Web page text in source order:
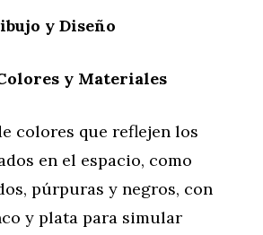
y Diseño
y Materiales
colores que reflejen los
en el espacio, como
púrpuras y negros, con
y plata para simular